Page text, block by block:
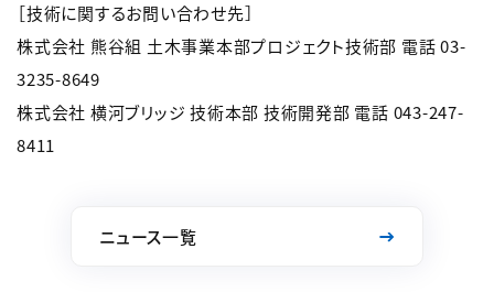
［技術に関するお問い合わせ先］
株式会社 熊谷組 土木事業本部プロジェクト技術部 電話 03-
3235-8649
株式会社 横河ブリッジ 技術本部 技術開発部 電話 043-247-
8411
ニュース一覧